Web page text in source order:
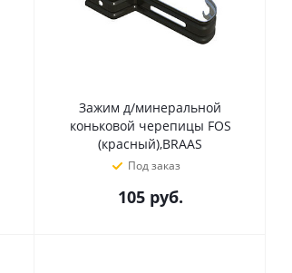
Зажим д/минеральной
коньковой черепицы FOS
(красный),BRAAS
Под заказ
105руб.